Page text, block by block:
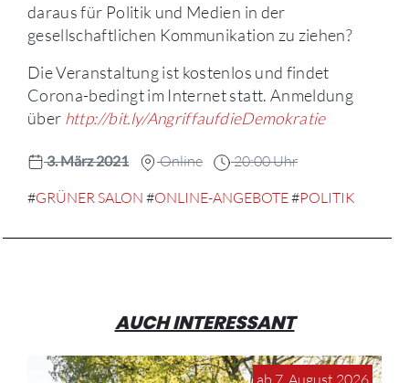
daraus für Politik und Medien in der
gesellschaftlichen Kommunikation zu ziehen?
Die Veranstaltung ist kostenlos und findet
Corona-bedingt im Internet statt. Anmeldung
über http://bit.ly/AngriffaufdieDemokratie
3. März 2021 Online 20:00 Uhr
#GRÜNER SALON #ONLINE-ANGEBOTE#POLITIK
AUCH INTERESSANT
ab 7. August 2026